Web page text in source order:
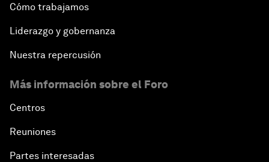
Cómo trabajamos
Liderazgo y gobernanza
Nuestra repercusión
Más información sobre el Foro
Centros
Reuniones
Partes interesadas